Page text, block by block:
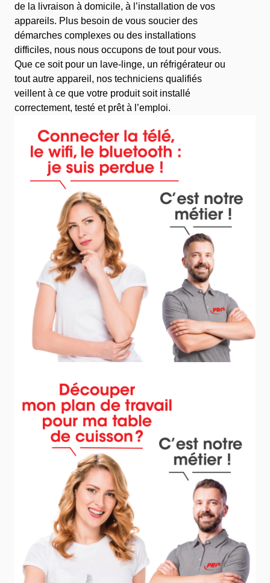
de la livraison à domicile, à l’installation de vos
appareils. Plus besoin de vous soucier des
démarches complexes ou des installations
difficiles, nous nous occupons de tout pour vous.
Que ce soit pour un lave-linge, un réfrigérateur ou
tout autre appareil, nos techniciens qualifiés
veillent à ce que votre produit soit installé
correctement, testé et prêt à l’emploi.